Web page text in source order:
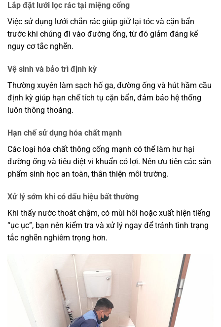
Lắp đặt lưới lọc rác tại miệng cống
Việc sử dụng lưới chắn rác giúp giữ lại tóc và cặn bẩn
trước khi chúng đi vào đường ống, từ đó giảm đáng kể
nguy cơ tắc nghẽn.
Vệ sinh và bảo trì định kỳ
Thường xuyên làm sạch hố ga, đường ống và hút hầm cầu
định kỳ giúp hạn chế tích tụ cặn bẩn, đảm bảo hệ thống
luôn thông thoáng.
Hạn chế sử dụng hóa chất mạnh
Các loại hóa chất thông cống mạnh có thể làm hư hại
đường ống và tiêu diệt vi khuẩn có lợi. Nên ưu tiên các sản
phẩm sinh học an toàn, thân thiện môi trường.
Xử lý sớm khi có dấu hiệu bất thường
Khi thấy nước thoát chậm, có mùi hôi hoặc xuất hiện tiếng
“ục ục”, bạn nên kiểm tra và xử lý ngay để tránh tình trạng
tắc nghẽn nghiêm trọng hơn.